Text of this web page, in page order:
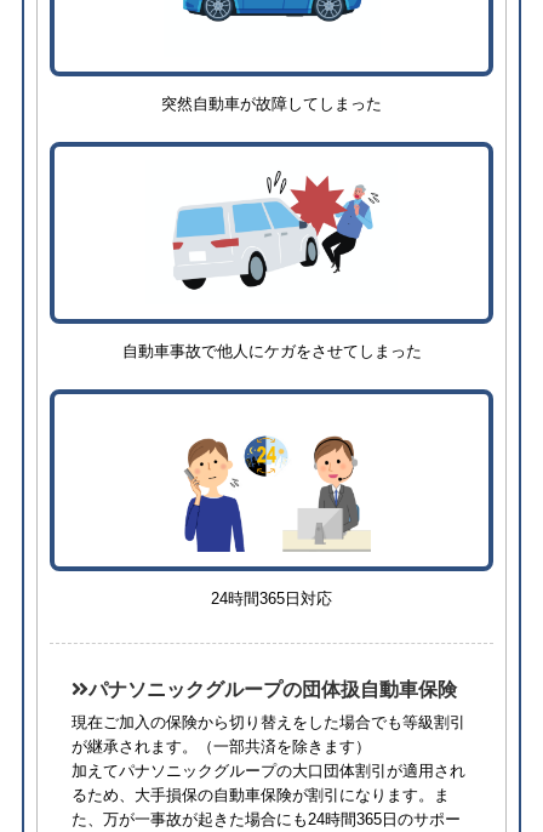
突然自動車が故障してしまった
自動車事故で他人にケガをさせてしまった
24時間365日対応
パナソニックグループの団体扱自動車保険
現在ご加入の保険から切り替えをした場合でも等級割引
が継承されます。
（一部共済を除きます）
加えてパナソニックグループの大口団体割引が適用され
るため、⼤⼿損保の自動車保険が割引になります。ま
た、万が一事故が起きた場合にも24時間365日のサポー